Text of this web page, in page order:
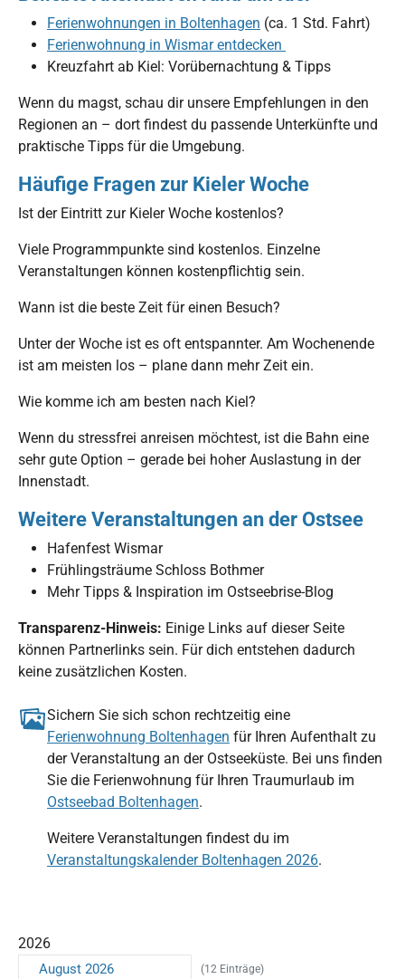
Ferienwohnungen in Boltenhagen (ca. 1 Std. Fahrt)
Ferienwohnung in Wismar entdecken
Kreuzfahrt ab Kiel: Vorübernachtung & Tipps
Wenn du magst, schau dir unsere Empfehlungen in den
Regionen an – dort findest du passende Unterkünfte und
praktische Tipps für die Umgebung.
Häufige Fragen zur Kieler Woche
Ist der Eintritt zur Kieler Woche kostenlos?
Viele Programmpunkte sind kostenlos. Einzelne
Veranstaltungen können kostenpflichtig sein.
Wann ist die beste Zeit für einen Besuch?
Unter der Woche ist es oft entspannter. Am Wochenende
ist am meisten los – plane dann mehr Zeit ein.
Wie komme ich am besten nach Kiel?
Wenn du stressfrei anreisen möchtest, ist die Bahn eine
sehr gute Option – gerade bei hoher Auslastung in der
Innenstadt.
Weitere Veranstaltungen an der Ostsee
Hafenfest Wismar
Frühlingsträume Schloss Bothmer
Mehr Tipps & Inspiration im Ostseebrise-Blog
Transparenz-Hinweis: Einige Links auf dieser Seite
können Partnerlinks sein. Für dich entstehen dadurch
keine zusätzlichen Kosten.
Sichern Sie sich schon rechtzeitig eine
Ferienwohnung Boltenhagen für Ihren Aufenthalt zu
der Veranstaltung an der Ostseeküste. Bei uns finden
Sie die Ferienwohnung für Ihren Traumurlaub im
Ostseebad Boltenhagen.
Weitere Veranstaltungen findest du im
Veranstaltungskalender Boltenhagen 2026.
2026
August 2026 (12 Einträge)